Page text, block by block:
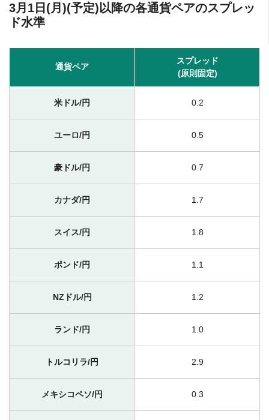
3月1日(月)(予定)以降の各通貨ペアのスプレッ
ド水準
通貨ペア
スプレッド
(原則固定)
米ドル/円 0.2
ユーロ/円 0.5
豪ドル/円 0.7
カナダ/円 1.7
スイス/円 1.8
ポンド/円 1.1
NZドル/円 1.2
ランド/円 1.0
トルコリラ/円 2.9
メキシコペソ/円 0.3